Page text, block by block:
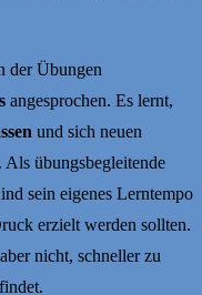
der Übungen
angesprochen. Es lernt,
und sich neuen
Als übungsbegleitende
sein eigenes Lerntempo
erzielt werden sollten.
nicht, schneller zu